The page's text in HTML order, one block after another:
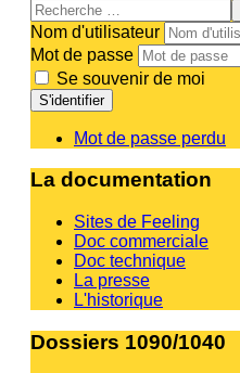
Nom d'utilisateur
Mot de passe
Se souvenir de moi
S'identifier
Mot de passe perdu
La documentation
Sites de Feeling
Doc commerciale
Doc technique
La presse
L'historique
Dossiers 1090/1040